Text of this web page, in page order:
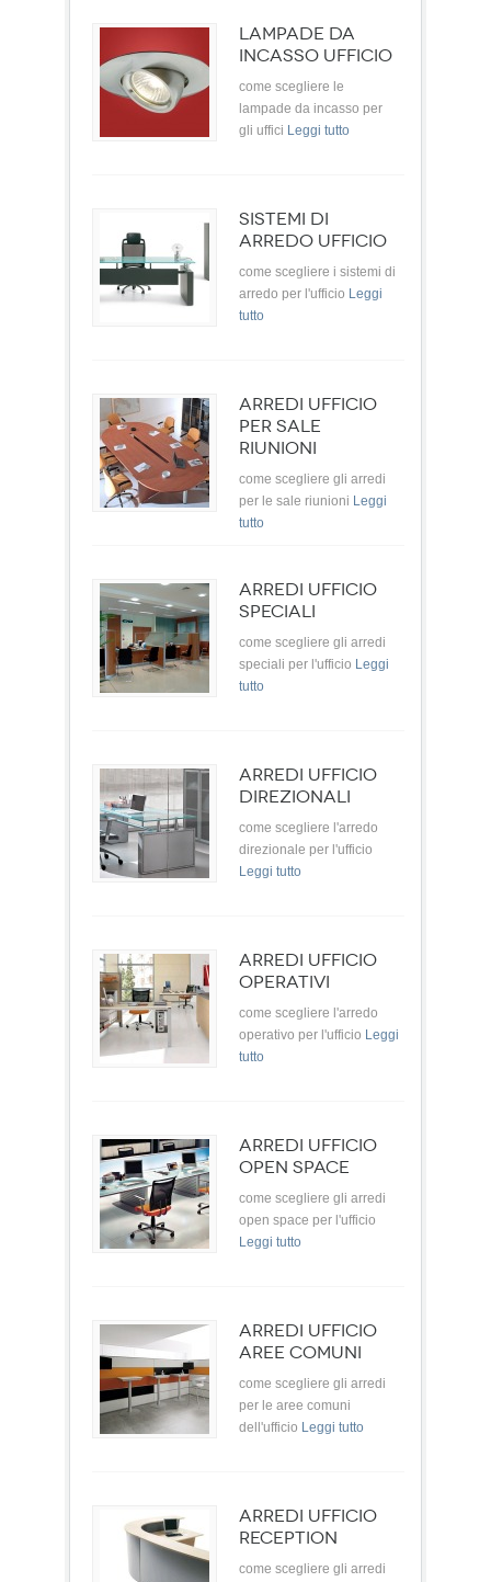
LAMPADE DA
INCASSO UFFICIO
come scegliere le
lampade da incasso per
gli uffici Leggi tutto
SISTEMI DI
ARREDO UFFICIO
come scegliere i sistemi di
arredo per l'ufficio Leggi
tutto
ARREDI UFFICIO
PER SALE
RIUNIONI
come scegliere gli arredi
per le sale riunioni Leggi
tutto
ARREDI UFFICIO
SPECIALI
come scegliere gli arredi
speciali per l'ufficio Leggi
tutto
ARREDI UFFICIO
DIREZIONALI
come scegliere l'arredo
direzionale per l'ufficio
Leggi tutto
ARREDI UFFICIO
OPERATIVI
come scegliere l'arredo
operativo per l'ufficio Leggi
tutto
ARREDI UFFICIO
OPEN SPACE
come scegliere gli arredi
open space per l'ufficio
Leggi tutto
ARREDI UFFICIO
AREE COMUNI
come scegliere gli arredi
per le aree comuni
dell'ufficio Leggi tutto
ARREDI UFFICIO
RECEPTION
come scegliere gli arredi